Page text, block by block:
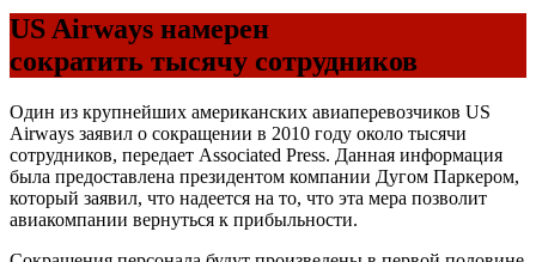
US Airways намерен
сократить тысячу сотрудников
Один из крупнейших американских авиаперевозчиков US
Airways заявил о сокращении в 2010 году около тысячи
сотрудников, передает Associated Press. Данная информация
была предоставлена президентом компании Дугом Паркером,
который заявил, что надеется на то, что эта мера позволит
авиакомпании вернуться к прибыльности.